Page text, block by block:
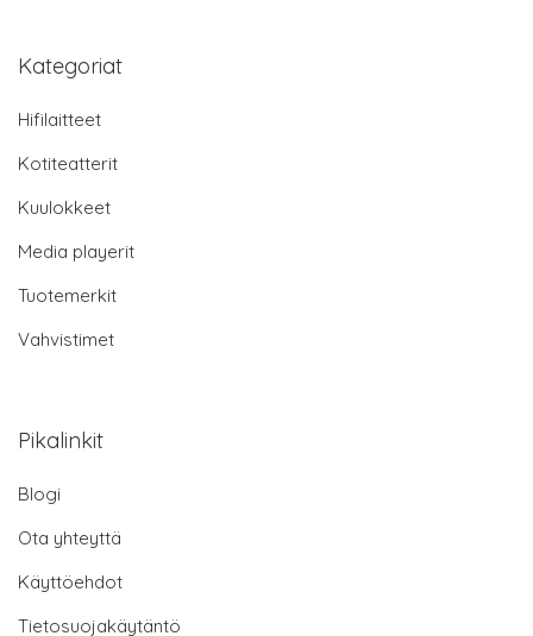
Kategoriat
Hifilaitteet
Kotiteatterit
Kuulokkeet
Media playerit
Tuotemerkit
Vahvistimet
Pikalinkit
Blogi
Ota yhteyttä
Käyttöehdot
Tietosuojakäytäntö